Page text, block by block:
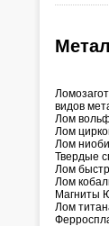
видов
Лом
Лом
Лом
Твердые
Лом
Лом
Магниты
Лом